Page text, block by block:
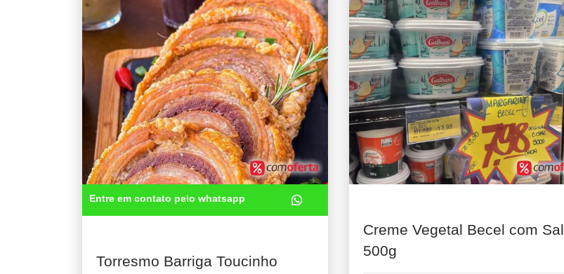
Entre em contato pelo whatsapp
Torresmo Barriga Toucinho
Creme Vegetal Becel com Sal
500g